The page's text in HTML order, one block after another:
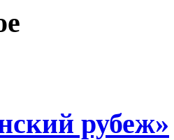
рубеж»